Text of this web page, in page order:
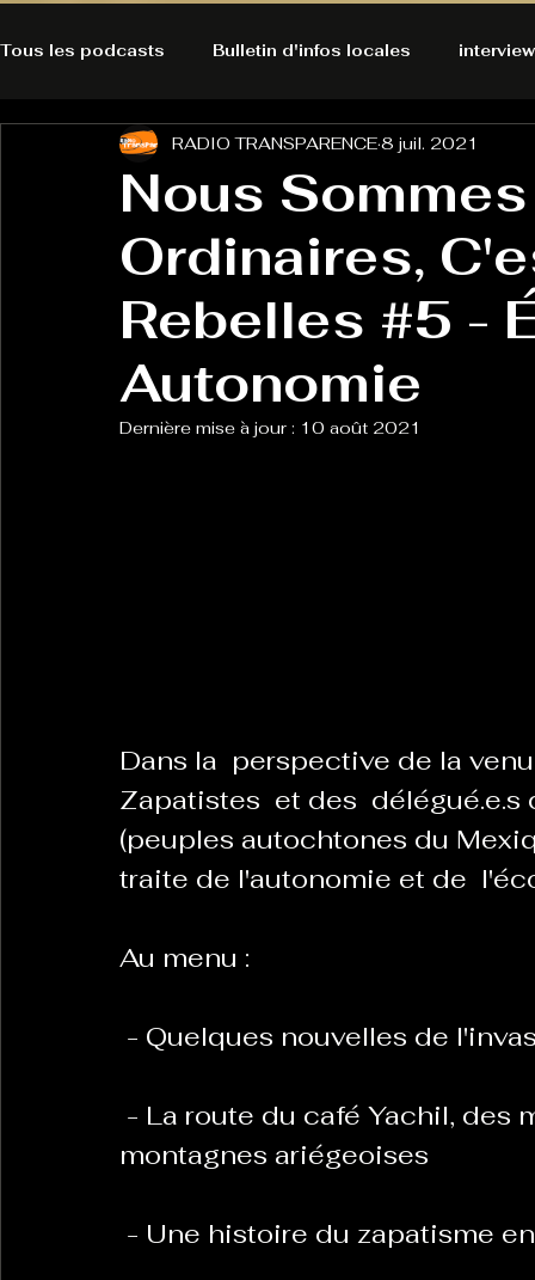
Tous les podcasts Bulletin d'infos locales
A l'Ecoute de la Peau Alternatives Ecologiques
Bulles à découvrir Bonnes résolutions de
Du pain et des parpaings GOOD VIBES
HO-LA-TINO H1000 Keep Cooking blues
Sabarat Astro Tout Feu Tout Femmes
Nous
Ordinaires,
Rebelles #5 -
Autonomie
RADIO TRANSPARENCE8 juil. 2021
Dernière mise à jour : 10 août 2021
Dans la  perspective de la
Zapatistes  et des
(peuples autochtones du
traite de l'autonomie et de
Au menu :
- Quelques nouvelles de
montagnes ariégeoises
- Une histoire du zapatisme